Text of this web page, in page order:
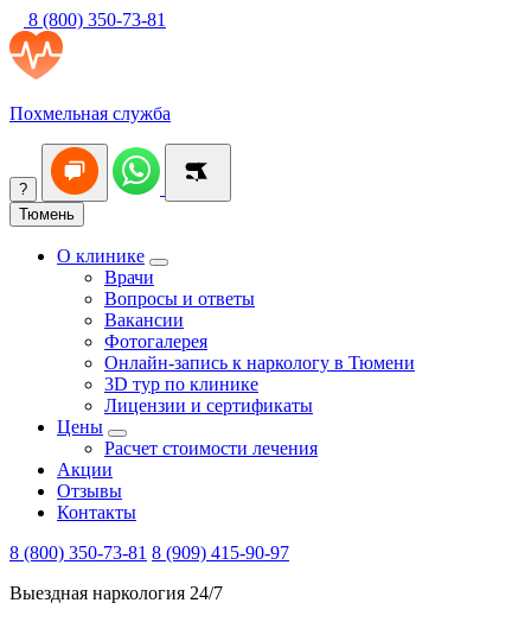
8 (800) 350-73-81
Похмельная служба
?
Тюмень
О клинике
Врачи
Вопросы и ответы
Вакансии
Фотогалерея
Онлайн-запись к наркологу в Тюмени
3D тур по клинике
Лицензии и сертификаты
Цены
Расчет стоимости лечения
Акции
Отзывы
Контакты
8 (800) 350-73-81 8 (909) 415-90-97
Выездная наркология 24/7